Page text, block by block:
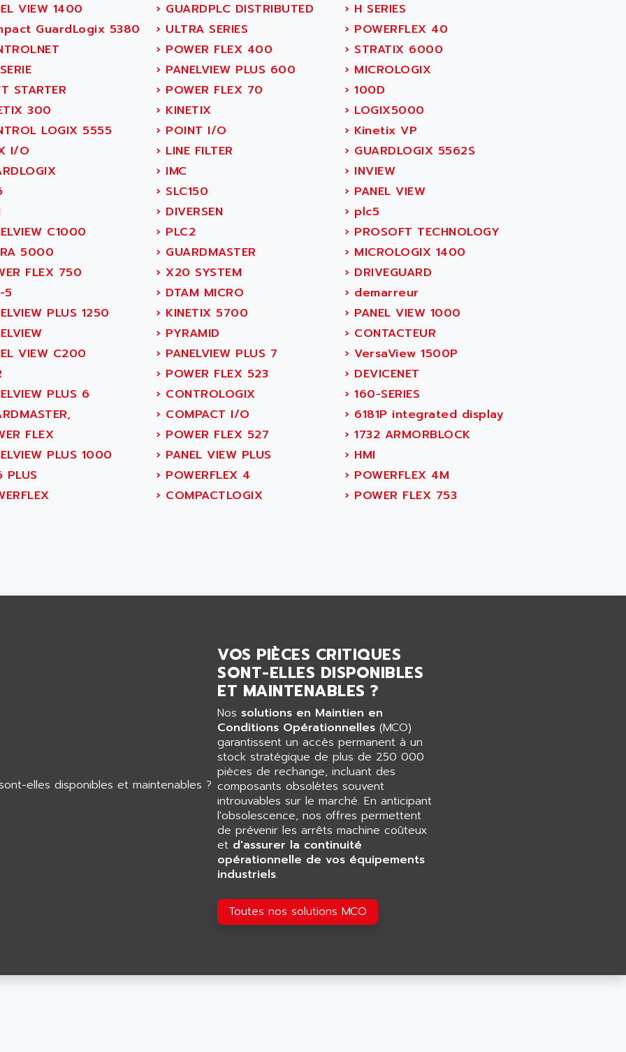
VIEW 1400 › GUARDPLC DISTRIBUTED › H SERIES
GuardLogix 5380 › ULTRA SERIES › POWERFLEX 40
› POWER FLEX 400 › STRATIX 6000
› PANELVIEW PLUS 600 › MICROLOGIX
STARTER › POWER FLEX 70 › 100D
300 › KINETIX › LOGIX5000
LOGIX 5555 › POINT I/O › Kinetix VP
I/O › LINE FILTER › GUARDLOGIX 5562S
› IMC › INVIEW
› SLC150 › PANEL VIEW
› DIVERSEN › plc5
C1000 › PLC2 › PROSOFT TECHNOLOGY
5000 › GUARDMASTER › MICROLOGIX 1400
FLEX 750 › X20 SYSTEM › DRIVEGUARD
5 › DTAM MICRO › demarreur
PLUS 1250 › KINETIX 5700 › PANEL VIEW 1000
› PYRAMID › CONTACTEUR
VIEW C200 › PANELVIEW PLUS 7 › VersaView 1500P
› POWER FLEX 523 › DEVICENET
PLUS 6 › CONTROLOGIX › 160-SERIES
› COMPACT I/O › 6181P integrated display
FLEX › POWER FLEX 527 › 1732 ARMORBLOCK
PLUS 1000 › PANEL VIEW PLUS › HMI
PLUS › POWERFLEX 4 › POWERFLEX 4M
› COMPACTLOGIX › POWER FLEX 753
VOS PIÈCES CRITIQUES
SONT-ELLES DISPONIBLES
ET MAINTENABLES ?
Nos solutions en Maintien en
Conditions Opérationnelles (MCO)
garantissent un accès permanent à un
stock stratégique de plus de 250 000
pièces de rechange, incluant des
composants obsolètes souvent
introuvables sur le marché. En anticipant
l'obsolescence, nos offres permettent
de prévenir les arrêts machine coûteux
et d'assurer la continuité
opérationnelle de vos équipements
industriels.
Toutes nos solutions MCO